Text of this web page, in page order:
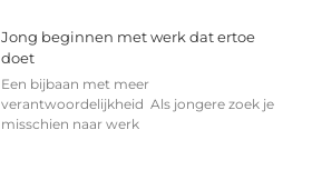
Jong beginnen met werk dat ertoe
doet
Een bijbaan met meer
verantwoordelijkheid Als jongere zoek je
misschien naar werk